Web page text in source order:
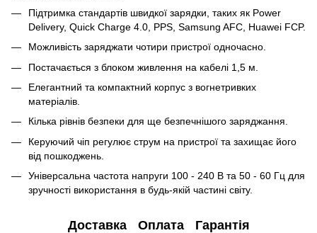
Підтримка стандартів швидкої зарядки, таких як Power
Delivery, Quick Charge 4.0, PPS, Samsung AFC, Huawei FCP.
Можливість заряджати чотири пристрої одночасно.
Постачається з блоком живлення на кабелі 1,5 м.
Елегантний та компактний корпус з вогнетривких
матеріалів.
Кілька рівнів безпеки для ще безпечнішого заряджання.
Керуючий чіп регулює струм на пристрої та захищає його
від пошкоджень.
Універсальна частота напруги 100 - 240 В та 50 - 60 Гц для
зручності використання в будь-якій частині світу.
Доставка Оплата Гарантія